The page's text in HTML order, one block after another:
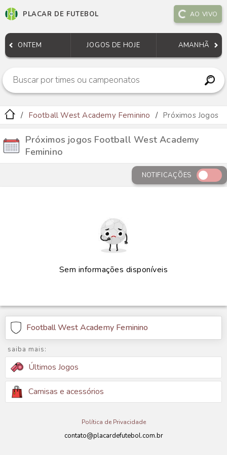
PLACAR DE FUTEBOL AO VIVO
ONTEM JOGOS DE HOJE AMANHÃ
Football West Academy Feminino Próximos Jogos
Próximos jogos Football West Academy
Feminino
NOTIFICAÇÕES
Sem informações disponíveis
Football West Academy Feminino
saiba mais:
Últimos Jogos
Camisas e acessórios
Política de Privacidade
contato@placardefutebol.com.br